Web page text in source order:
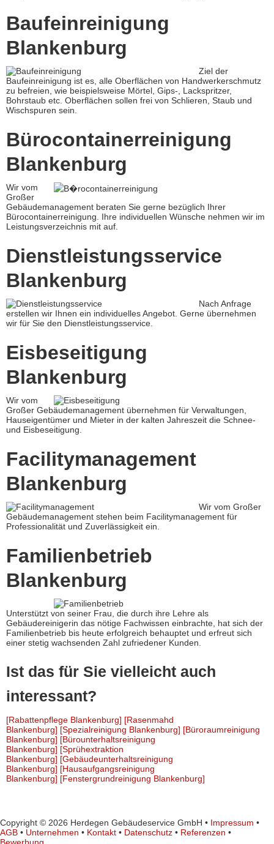
Baufeinreinigung
Blankenburg
Ziel der
Baufeinreinigung ist es, alle Oberflächen von Handwerkerschmutz
zu befreien, wie beispielsweise Mörtel, Gips-, Lackspritzer,
Bohrstaub etc. Oberflächen sollen frei von Schlieren, Staub und
Wischspuren sein.
Bürocontainerreinigung
Blankenburg
Wir vom
Großer
Gebäudemanagement beraten Sie gerne bezüglich Ihrer
Bürocontainerreinigung. Ihre individuellen Wünsche nehmen wir im
Leistungsverzeichnis mit auf.
Dienstleistungsservice
Blankenburg
Nach Anfrage
erstellen wir Ihnen ein individuelles Angebot. Gerne übernehmen
wir für Sie den Dienstleistungsservice.
Eisbeseitigung
Blankenburg
Wir vom
Großer Gebäudemanagement übernehmen für Verwaltungen,
Hauseigentümer und Mieter in der kalten Jahreszeit die Schnee-
und Eisbeseitigung.
Facilitymanagement
Blankenburg
Wir vom Großer
Gebäudemanagement stehen beim Facilitymanagement für
Professionalität und Zuverlässigkeit ein.
Familienbetrieb
Blankenburg
Unterstützt von seiner Frau, die durch ihre Lehre als
Gebäudereinigerin das nötige Fachwissen einbrachte, hat sich der
Familienbetrieb bis heute erfolgreich behauptet und erfreut sich
einer stetig wachsenden Zahl zufriedener Kunden.
Ist das für Sie vielleicht auch
interessant?
[Rabattenpflege Blankenburg] [Rasenmahd
Blankenburg] [Spezialreinigung Blankenburg] [Büroraumreinigung
Blankenburg] [Bürounterhaltsreinigung
Blankenburg] [Sprühextraktion
Blankenburg] [Gebäudeunterhaltsreinigung
Blankenburg] [Hausaufgangsreinigung
Blankenburg] [Fenstergrundreinigung Blankenburg]
Copyright © 2026 Herdegen Gebäudeservice GmbH • Impressum •
AGB • Unternehmen • Kontakt • Datenschutz • Referenzen •